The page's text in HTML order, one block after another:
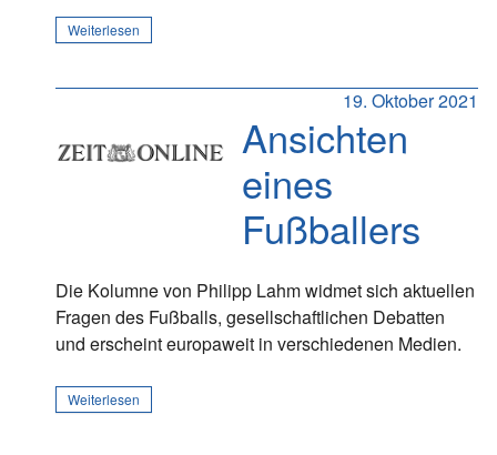
Weiterlesen
19. Oktober 2021
Ansichten
eines
Fußballers
Die Kolumne von Philipp Lahm widmet sich aktuellen
Fragen des Fußballs, gesellschaftlichen Debatten
und erscheint europaweit in verschiedenen Medien.
Weiterlesen